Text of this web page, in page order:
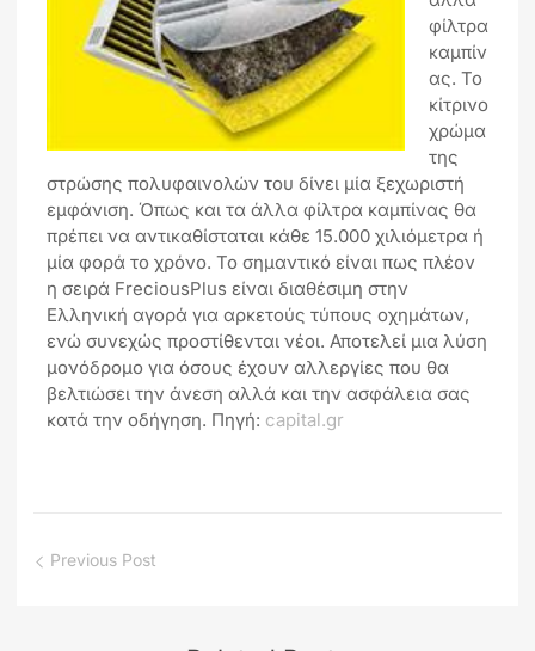
φίλτρα
καμπίν
ας. Το
κίτρινο
χρώμα
της
στρώσης πολυφαινολών του δίνει μία ξεχωριστή
εμφάνιση. Όπως και τα άλλα φίλτρα καμπίνας θα
πρέπει να αντικαθίσταται κάθε 15.000 χιλιόμετρα ή
μία φορά το χρόνο. Το σημαντικό είναι πως πλέον
η σειρά FreciousPlus είναι διαθέσιμη στην
Ελληνική αγορά για αρκετούς τύπους οχημάτων,
ενώ συνεχώς προστίθενται νέοι. Αποτελεί μια λύση
μονόδρομο για όσους έχουν αλλεργίες που θα
βελτιώσει την άνεση αλλά και την ασφάλεια σας
κατά την οδήγηση. Πηγή: capital.gr
Previous Post